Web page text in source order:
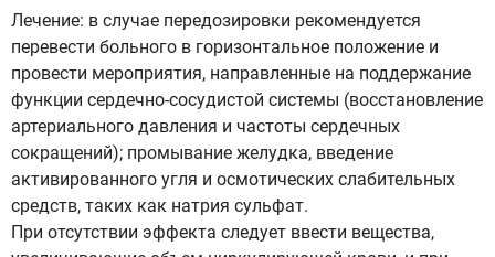
Лечение: в случае передозировки рекомендуется
перевести больного в горизонтальное положение и
провести мероприятия, направленные на поддержание
функции сердечно-сосудистой системы (восстановление
артериального давления и частоты сердечных
сокращений); промывание желудка, введение
активированного угля и осмотических слабительных
средств, таких как натрия сульфат.
При отсутствии эффекта следует ввести вещества,